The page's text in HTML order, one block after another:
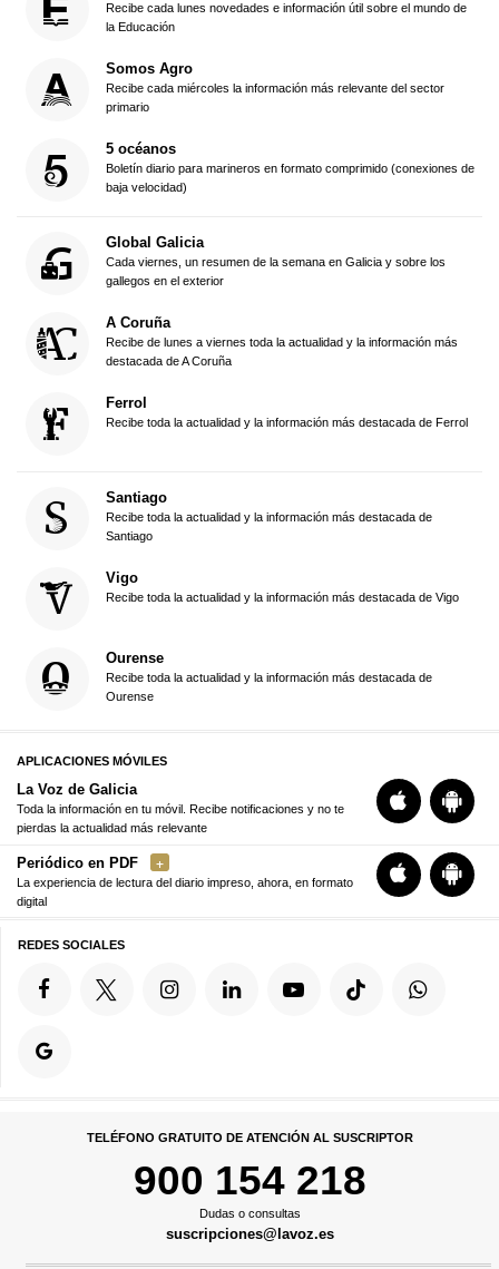
Recibe cada lunes novedades e información útil sobre el mundo de
la Educación
Somos Agro
Recibe cada miércoles la información más relevante del sector
primario
5 océanos
Boletín diario para marineros en formato comprimido (conexiones de
baja velocidad)
Global Galicia
Cada viernes, un resumen de la semana en Galicia y sobre los
gallegos en el exterior
A Coruña
Recibe de lunes a viernes toda la actualidad y la información más
destacada de A Coruña
Ferrol
Recibe toda la actualidad y la información más destacada de Ferrol
Santiago
Recibe toda la actualidad y la información más destacada de
Santiago
Vigo
Recibe toda la actualidad y la información más destacada de Vigo
Ourense
Recibe toda la actualidad y la información más destacada de
Ourense
APLICACIONES MÓVILES
La Voz de Galicia
Toda la información en tu móvil. Recibe notificaciones y no te
pierdas la actualidad más relevante
Periódico en PDF
La experiencia de lectura del diario impreso, ahora, en formato
digital
REDES SOCIALES
TELÉFONO GRATUITO DE ATENCIÓN AL SUSCRIPTOR
900 154 218
Dudas o consultas
suscripciones@lavoz.es